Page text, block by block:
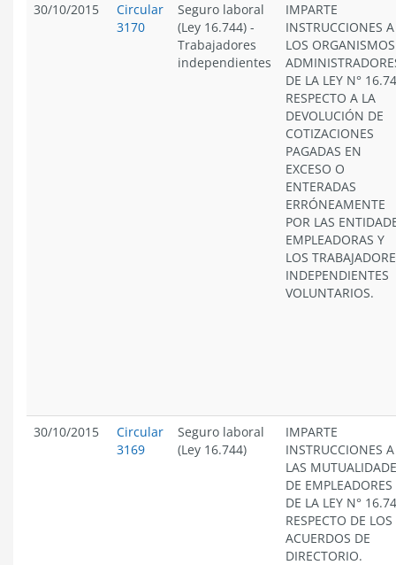
30/10/2015
Circular
3170
Seguro laboral
(Ley 16.744) -
Trabajadores
independientes
IMPARTE
INSTRUCCIONES A
LOS ORGANISMOS
DE LA LEY N°
RESPECTO A LA
DEVOLUCIÓN DE
COTIZACIONES
PAGADAS EN
EXCESO O
ENTERADAS
ERRÓNEAMENTE
POR LAS
EMPLEADORAS Y
LOS
INDEPENDIENTES
VOLUNTARIOS.
30/10/2015
Circular
3169
Seguro laboral
(Ley 16.744)
IMPARTE
INSTRUCCIONES A
LAS
DE EMPLEADORES
DE LA LEY N°
RESPECTO DE LOS
ACUERDOS DE
DIRECTORIO.